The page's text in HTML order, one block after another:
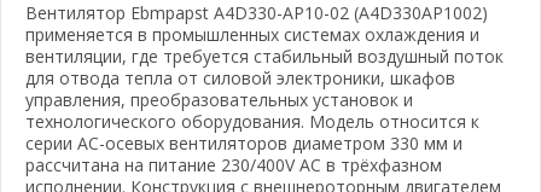
Вентилятор Ebmpapst A4D330-AP10-02 (A4D330AP1002)
применяется в промышленных системах охлаждения и
вентиляции, где требуется стабильный воздушный поток
для отвода тепла от силовой электроники, шкафов
управления, преобразовательных установок и
технологического оборудования. Модель относится к
серии AC-осевых вентиляторов диаметром 330 мм и
рассчитана на питание 230/400V AC в трёхфазном
исполнении. Конструкция с внешнероторным двигателем